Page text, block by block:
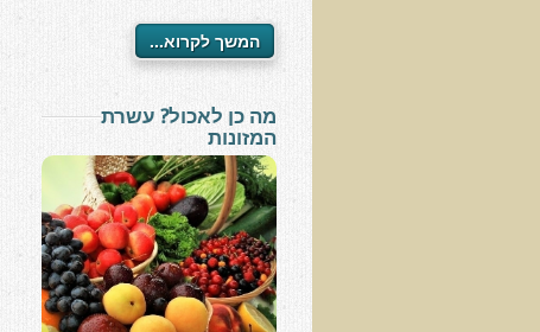
המשך לקרוא...
מה כן לאכול? עשרת
המזונות